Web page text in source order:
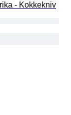
- Kokkekniv